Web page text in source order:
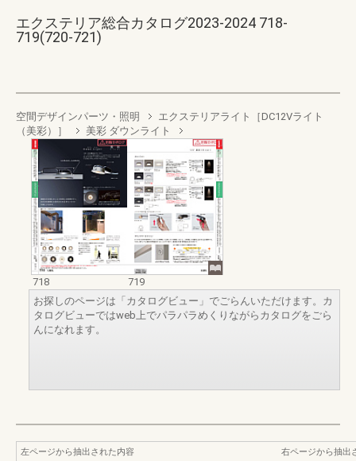
エクステリア総合カタログ2023-2024 718-
719(720-721)
空間デザインパーツ・照明
エクステリアライト［DC12Vライト
（美彩）］
美彩 ダウンライト
718
719
お探しのページは「カタログビュー」でごらんいただけます。カ
タログビューではweb上でパラパラめくりながらカタログをごら
んになれます。
左ページから抽出された内容
右ページから抽出